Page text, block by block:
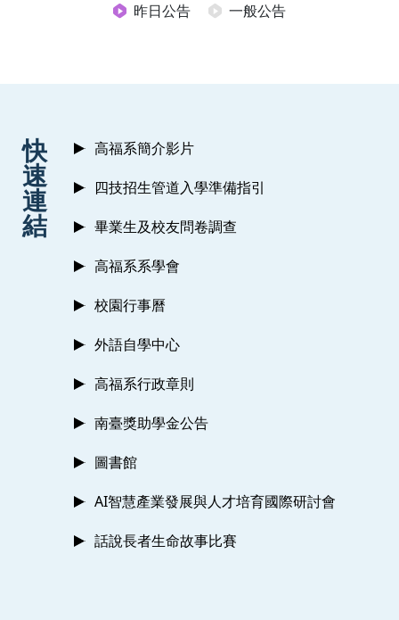
昨日公告
一般公告
快
速
連
結
高福系簡介影片
四技招生管道入學準備指引
畢業生及校友問卷調查
高福系系學會
校園行事曆
外語自學中心
高福系行政章則
南臺獎助學金公告
圖書館
AI智慧產業發展與人才培育國際研討會
話說長者生命故事比賽